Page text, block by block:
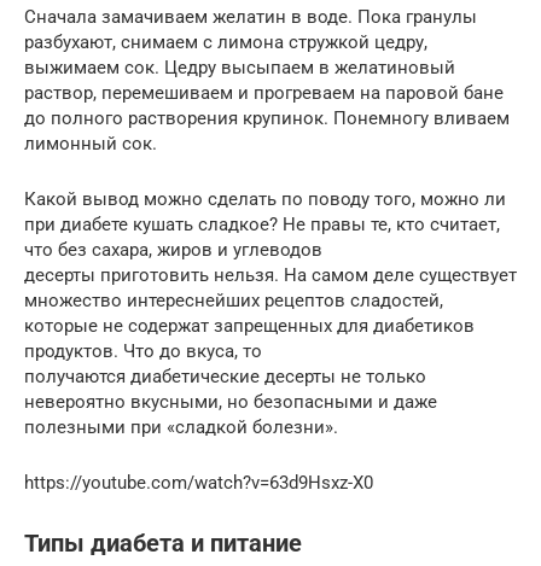
Сначала замачиваем желатин в воде. Пока гранулы
разбухают, снимаем с лимона стружкой цедру,
выжимаем сок. Цедру высыпаем в желатиновый
раствор, перемешиваем и прогреваем на паровой бане
до полного растворения крупинок. Понемногу вливаем
лимонный сок.
Какой вывод можно сделать по поводу того, можно ли
при диабете кушать сладкое? Не правы те, кто считает,
что без сахара, жиров и углеводов
десерты приготовить нельзя. На самом деле существует
множество интереснейших рецептов сладостей,
которые не содержат запрещенных для диабетиков
продуктов. Что до вкуса, то
получаются диабетические десерты не только
невероятно вкусными, но безопасными и даже
полезными при «сладкой болезни».
https://youtube.com/watch?v=63d9Hsxz-X0
Типы диабета и питание